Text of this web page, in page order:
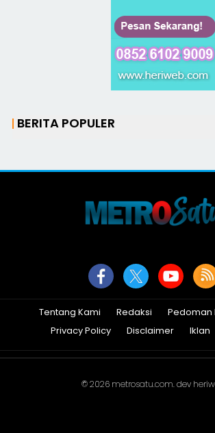
BERITA POPULER
Tentang Kami Redaksi
Pedoman
Privacy Policy
Disclaimer Iklan
© 2026 metrosatu.com. dev